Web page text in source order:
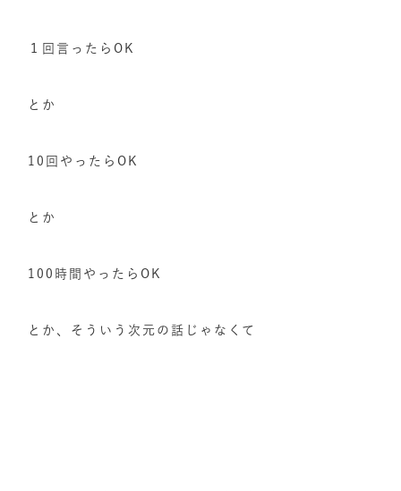
１回言ったらOK
とか
10回やったらOK
とか
100時間やったらOK
とか、そういう次元の話じゃなくて